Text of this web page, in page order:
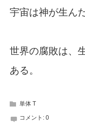
宇宙は神が生ん
世界の腐敗は、
ある。
単体 T
コメント: 0